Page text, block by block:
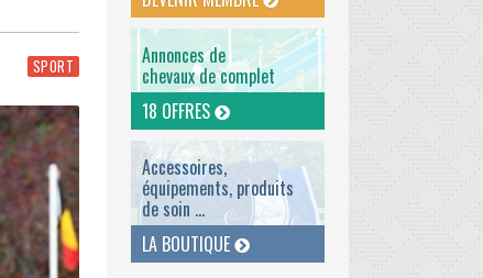
SPORT Annonces de
chevaux de complet
18 OFFRES
Accessoires,
équipements, produits
de soin ...
LA BOUTIQUE